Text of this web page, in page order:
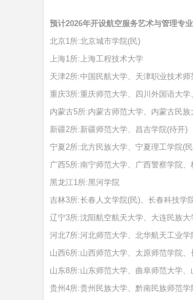
预计2026年开设航空服务艺术与管理专
北京1所:北京城市学院(民)
上海1所:上海工程技术大学
天津2所:中国民航大学、天津职业技术师
重庆3所:重庆师范大学、四川外国语大
内蒙古5所:内蒙古师范大学、内蒙古民
新疆2所:新疆师范大学、昌吉学院(待开)
宁夏2所:北方民族大学、宁夏理工学院(
广西5所:南宁师范大学、广西警察学院
黑龙江1所:黑河学院
吉林3所:长春人文学院(民)、长春科技学
辽宁3所:沈阳航空航天大学、大连民族大
河北7所:河北师范大学、北华航天工业
山西6所:山西师范大学、太原师范学院
山东8所:山东师范大学、曲阜师范大学
贵州4所:贵州民族大学、黔南民族师范